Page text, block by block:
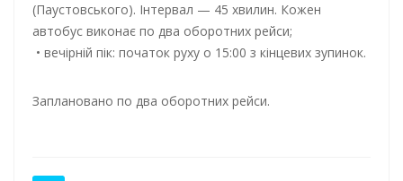
(Паустовського). Інтервал — 45 хвилин. Кожен
автобус виконає по два оборотних рейси;
• вечірній пік: початок руху о 15:00 з кінцевих зупинок.
Заплановано по два оборотних рейси.